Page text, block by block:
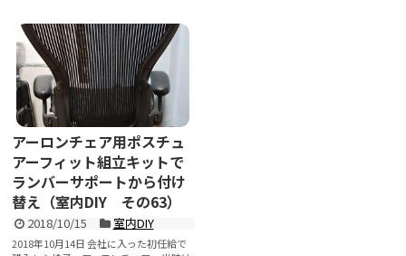
アーロンチェア用ポスチュ
アーフィット組立キットで
ランバーサポートから付け
替え（室内DIY その63）
2018/10/15 室内DIY
2018年10月14日 会社に入った初任給で